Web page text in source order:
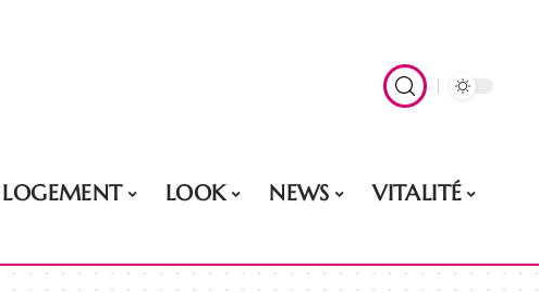
LOGEMENT LOOK NEWS
VITALITÉ